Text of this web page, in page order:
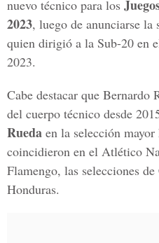
nuevo técnico para los
2023, luego de anunciarse
quien dirigió a la Sub-20 en
2023.
Cabe destacar que Bernardo
del cuerpo técnico desde
Rueda en la selección
coincidieron en el Atlético
Flamengo, las selecciones
Honduras.